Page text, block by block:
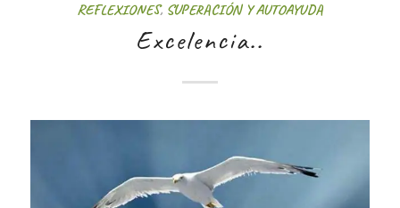
REFLEXIONES, SUPERACIÓN Y AUTOAYUDA
Excelencia..